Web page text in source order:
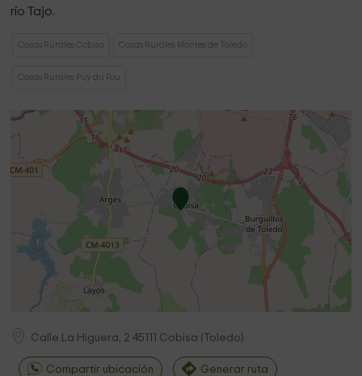
río Tajo.
Casas Rurales Cobisa Casas Rurales Montes de Toledo
Casas Rurales Puy du Fou
Calle La Higuera, 2 45111 Cobisa ( Toledo)
Compartir ubicación Generar ruta